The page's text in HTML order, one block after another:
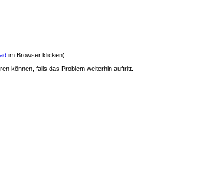
im Browser klicken).
können, falls das Problem weiterhin auftritt.